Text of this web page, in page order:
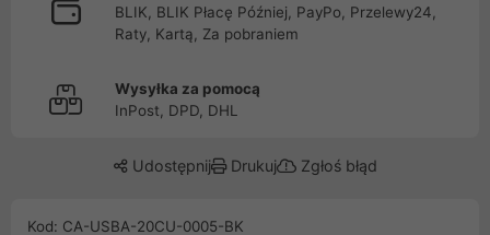
BLIK, BLIK Płacę Później, PayPo, Przelewy24,
Raty, Kartą, Za pobraniem
Wysyłka za pomocą
InPost, DPD, DHL
Udostępnij Drukuj Zgłoś błąd
Kod: CA-USBA-20CU-0005-BK